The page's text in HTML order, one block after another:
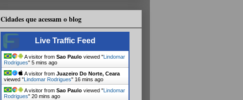
Cidades que acessam o blog
Live Traffic Feed
A visitor from Sao Paulo viewed " Lindomar
Rodrigues" 5 mins ago
A visitor from Juazeiro Do Norte, Ceara
viewed " Lindomar Rodrigues" 16 mins ago
A visitor from Sao Paulo viewed " Lindomar
Rodrigues" 20 mins ago